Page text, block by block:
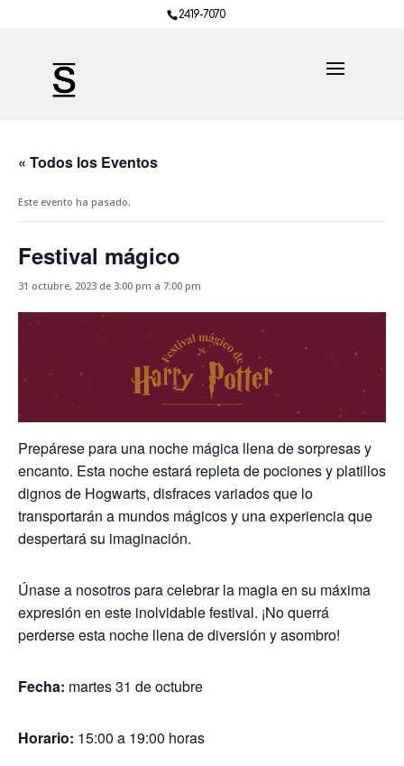
2419-7070
« Todos los Eventos
Este evento ha pasado.
Festival mágico
31 octubre, 2023 de 3:00 pm a 7:00 pm
Prepárese para una noche mágica llena de sorpresas y
encanto. Esta noche estará repleta de pociones y platillos
dignos de Hogwarts, disfraces variados que lo
transportarán a mundos mágicos y una experiencia que
despertará su imaginación.
Únase a nosotros para celebrar la magia en su máxima
expresión en este inolvidable festival. ¡No querrá
perderse esta noche llena de diversión y asombro!
Fecha: martes 31 de octubre
Horario: 15:00 a 19:00 horas